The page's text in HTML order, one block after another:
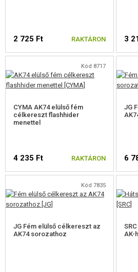
HANGTOMPÍTÓ, LÁNGREJTŐ,
LASER, LÁMPÁK
TÁRÖSSZEKÖTŐ KLIPSZ
PEQ DOBOZOK
SZÍJAKASZTÓK
BIPOD
2 725 Ft RAKTÁRON 3
Kód 8717
CYMA AK74 elülső fém
célkereszt flashhider
menettel
4 235 Ft RAKTÁRON
JG
6
Kód 7835
JG Fém elülső célkereszt az
AK74 sorozathoz
AK-